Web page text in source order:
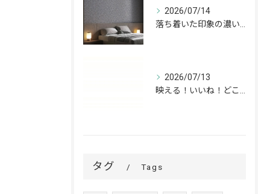
2026/07/14
落ち着いた印象の濃いグレーが、お部屋をワンランク上の空間へ。
2026/07/13
映える！いいね！どこでも高槻✨
タグ Tags